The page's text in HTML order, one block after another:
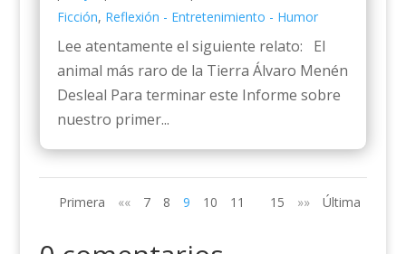
Ficción, Reflexión - Entretenimiento - Humor
Lee atentamente el siguiente relato: El
animal más raro de la Tierra Álvaro Menén
Desleal Para terminar este Informe sobre
nuestro primer...
Primera «« 7 8 9 10 11 15 »» Última